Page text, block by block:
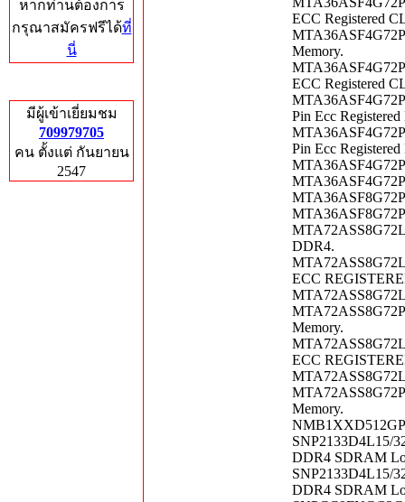
หากท่านต้องการ
กรุณาสมัครฟรีได้ที่
นี่
มีผู้เข้าเยี่ยมชม
709979705
คน ตั้งแต่ กันยายน
2547
ECC Registered
Memory.
ECC Registered
Pin Ecc
Pin Ecc
DDR4.
ECC
Memory.
ECC
Memory.
SNP2133D4L15/
DDR4 SDRAM
SNP2133D4L15/
DDR4 SDRAM